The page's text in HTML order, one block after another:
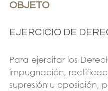
OBJETO
EJERCICIO DE
Para ejercitar los
impugnación,
supresión u oposición,